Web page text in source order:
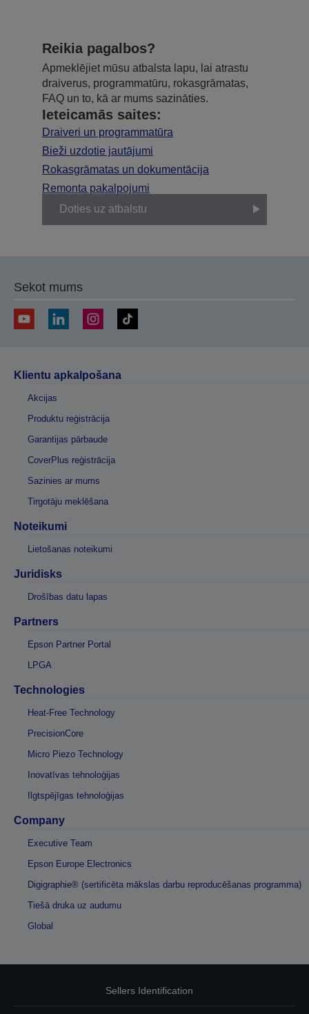
Reikia pagalbos?
Apmeklējiet mūsu atbalsta lapu, lai atrastu
draiverus, programmatūru, rokasgrāmatas,
FAQ un to, kā ar mums sazināties.
Ieteicamās saites:
Draiveri un programmatūra
Bieži uzdotie jautājumi
Rokasgrāmatas un dokumentācija
Remonta pakalpojumi
Doties uz atbalstu
Sekot mums
Klientu apkalpošana
Akcijas
Produktu reģistrācija
Garantijas pārbaude
CoverPlus reģistrācija
Sazinies ar mums
Tirgotāju meklēšana
Noteikumi
Lietošanas noteikumi
Juridisks
Drošības datu lapas
Partners
Epson Partner Portal
LPGA
Technologies
Heat-Free Technology
PrecisionCore
Micro Piezo Technology
Inovatīvas tehnoloģijas
Ilgtspējīgas tehnoloģijas
Company
Executive Team
Epson Europe Electronics
Digigraphie® (sertificēta mākslas darbu reproducēšanas programma)
Tiešā druka uz audumu
Global
Sellers Identification